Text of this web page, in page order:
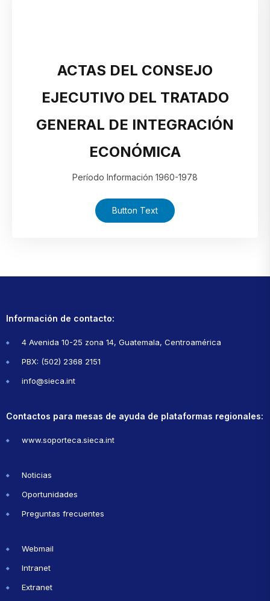
ACTAS DEL CONSEJO
EJECUTIVO DEL TRATADO
GENERAL DE INTEGRACIÓN
ECONÓMICA
Período Información 1960-1978
Button Text
Información de contacto:
4 Avenida 10-25 zona 14, Guatemala, Centroamérica
PBX: (502) 2368 2151
info@sieca.int
Contactos para mesas de ayuda de plataformas regionales:
www.soporteca.sieca.int
Noticias
Oportunidades
Preguntas frecuentes
Webmail
Intranet
Extranet